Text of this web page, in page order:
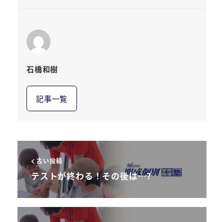
石橋和樹
記事一覧
古い投稿
テストが終わる！その後は…?